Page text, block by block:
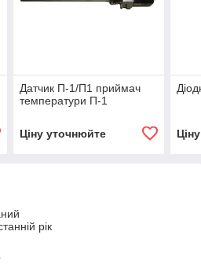
Датчик П-1/П1 приймач
температури П-1
Ціну уточнюйте
рік